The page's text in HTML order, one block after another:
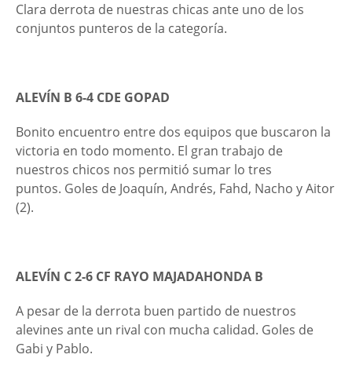
Clara derrota de nuestras chicas ante uno de los
conjuntos punteros de la categoría.
ALEVÍN B 6-4 CDE GOPAD
Bonito encuentro entre dos equipos que buscaron la
victoria en todo momento. El gran trabajo de
nuestros chicos nos permitió sumar lo tres
puntos. Goles de Joaquín, Andrés, Fahd, Nacho y Aitor
(2).
ALEVÍN C 2-6 CF RAYO MAJADAHONDA B
A pesar de la derrota buen partido de nuestros
alevines ante un rival con mucha calidad. Goles de
Gabi y Pablo.